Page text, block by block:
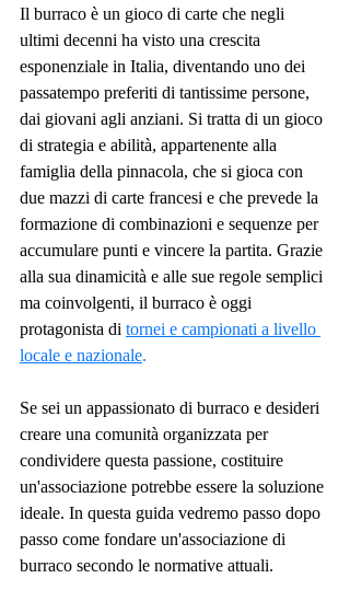
Il burraco è un gioco di carte che negli
ultimi decenni ha visto una crescita
esponenziale in Italia, diventando uno dei
passatempo preferiti di tantissime persone,
dai giovani agli anziani. Si tratta di un gioco
di strategia e abilità, appartenente alla
famiglia della pinnacola, che si gioca con
due mazzi di carte francesi e che prevede la
formazione di combinazioni e sequenze per
accumulare punti e vincere la partita. Grazie
alla sua dinamicità e alle sue regole semplici
ma coinvolgenti, il burraco è oggi
protagonista di tornei e campionati a livello
locale e nazionale.
Se sei un appassionato di burraco e desideri
creare una comunità organizzata per
condividere questa passione, costituire
un'associazione potrebbe essere la soluzione
ideale. In questa guida vedremo passo dopo
passo come fondare un'associazione di
burraco secondo le normative attuali.